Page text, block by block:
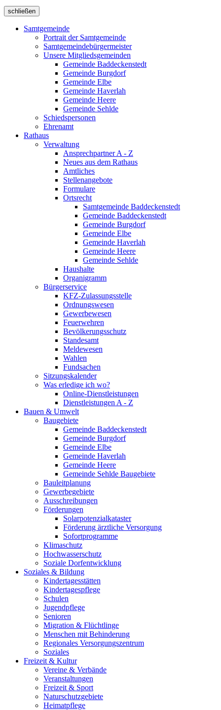
schließen
Samtgemeinde
Portrait der Samtgemeinde
Samtgemeindebürgermeister
Unsere Mitgliedsgemeinden
Gemeinde Baddeckenstedt
Gemeinde Burgdorf
Gemeinde Elbe
Gemeinde Haverlah
Gemeinde Heere
Gemeinde Sehlde
Schiedspersonen
Ehrenamt
Rathaus
Verwaltung
Ansprechpartner A - Z
Neues aus dem Rathaus
Amtliches
Stellenangebote
Formulare
Ortsrecht
Samtgemeinde Baddeckenstedt
Gemeinde Baddeckenstedt
Gemeinde Burgdorf
Gemeinde Elbe
Gemeinde Haverlah
Gemeinde Heere
Gemeinde Sehlde
Haushalte
Organigramm
Bürgerservice
KFZ-Zulassungsstelle
Ordnungswesen
Gewerbewesen
Feuerwehren
Bevölkerungsschutz
Standesamt
Meldewesen
Wahlen
Fundsachen
Sitzungskalender
Was erledige ich wo?
Online-Dienstleistungen
Dienstleistungen A - Z
Bauen & Umwelt
Baugebiete
Gemeinde Baddeckenstedt
Gemeinde Burgdorf
Gemeinde Elbe
Gemeinde Haverlah
Gemeinde Heere
Gemeinde Sehlde Baugebiete
Bauleitplanung
Gewerbegebiete
Ausschreibungen
Förderungen
Solarpotenzialkataster
Förderung ärztliche Versorgung
Sofortprogramme
Klimaschutz
Hochwasserschutz
Soziale Dorfentwicklung
Soziales & Bildung
Kindertagesstätten
Kindertagespflege
Schulen
Jugendpflege
Senioren
Migration & Flüchtlinge
Menschen mit Behinderung
Regionales Versorgungszentrum
Soziales
Freizeit & Kultur
Vereine & Verbände
Veranstaltungen
Freizeit & Sport
Naturschutzgebiete
Heimatpflege